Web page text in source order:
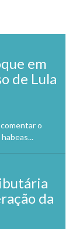
em
de Lula
o
da